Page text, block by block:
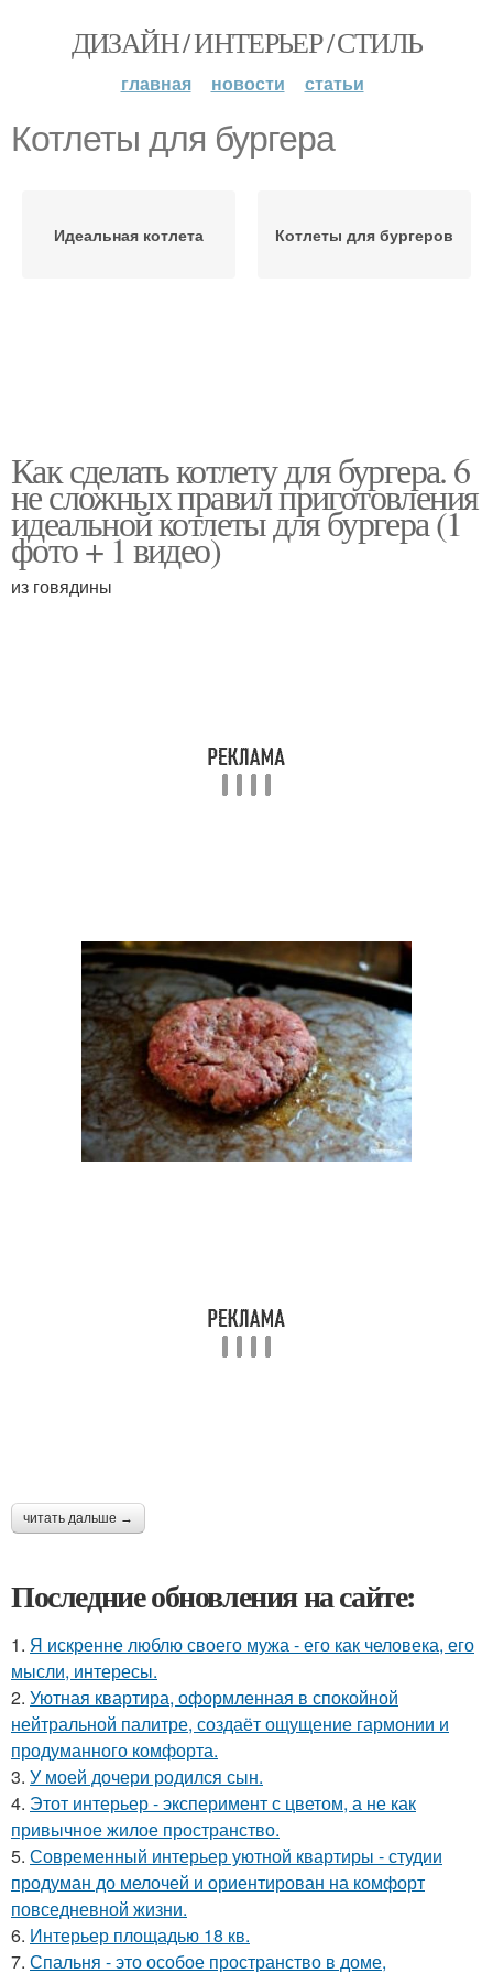
ДИЗАЙН / ИНТЕРЬЕР / СТИЛЬ
главная новости статьи
Котлеты для бургера
Идеальная котлета Котлеты для бургеров
Как сделать котлету для бургера. 6
не сложных правил приготовления
идеальной котлеты для бургера (1
фото + 1 видео)
из говядины
читать дальше →
Последние обновления на сайте:
1. Я искренне люблю своего мужа - его как человека, его
мысли, интересы.
2. Уютная квартира, оформленная в спокойной
нейтральной палитре, создаёт ощущение гармонии и
продуманного комфорта.
3. У моей дочери родился сын.
4. Этот интерьер - эксперимент с цветом, а не как
привычное жилое пространство.
5. Современный интерьер уютной квартиры - студии
продуман до мелочей и ориентирован на комфорт
повседневной жизни.
6. Интерьер площадью 18 кв.
7. Спальня - это особое пространство в доме,